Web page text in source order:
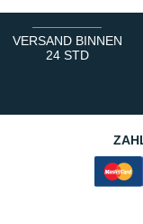
VERSAND BINNEN
24 STD